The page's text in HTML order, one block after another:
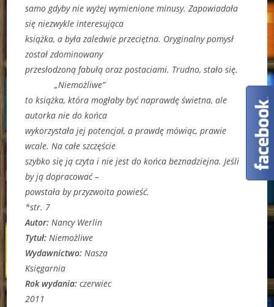
samo gdyby nie wyżej wymienione minusy. Zapowiadała
się niezwykle interesująca
książka, a była zaledwie przeciętna. Oryginalny pomysł
został zdominowany
przesłodzoną fabułą oraz postaciami. Trudno, stało się.
„Niemożliwe”
to książka, która mogłaby być naprawdę świetna, ale
autorka nie do końca
wykorzystała jej potencjał, a prawdę mówiąc, prawie
wcale. Na całe szczęście
szybko się ją czyta i nie jest do końca beznadziejna. Jeśli
by ją dopracować –
powstała by przyzwoita powieść.
*str. 7
Autor: Nancy Werlin
Tytuł: Niemożliwe
Wydawnictwo: Nasza
Księgarnia
Rok wydania:czerwiec
2011